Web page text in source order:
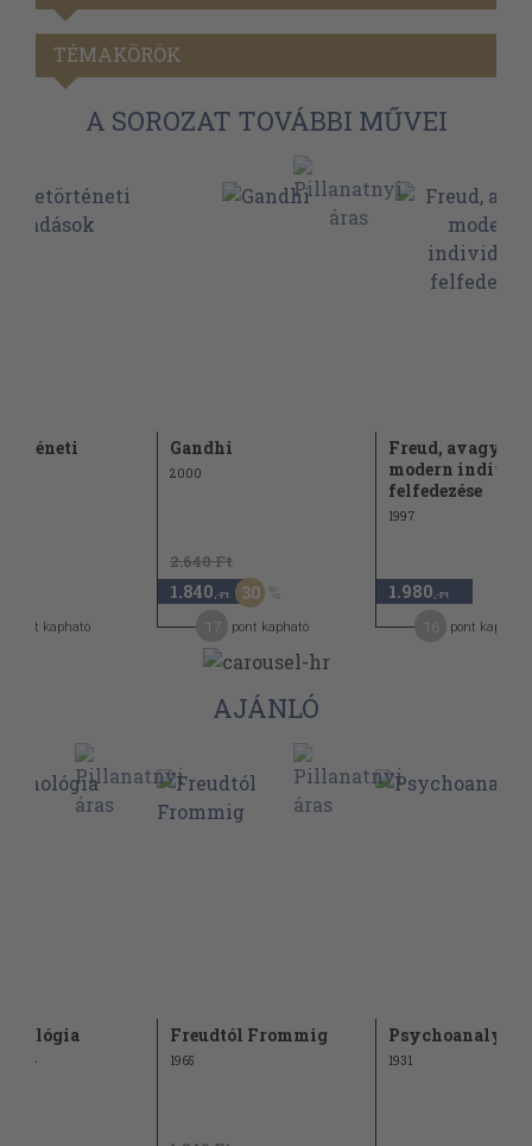
TÉMAKÖRÖK
A SOROZAT TOVÁBBI MŰVEI
pont kapható
Gandhi
2000
2.640 Ft
1.840 ,-Ft 30
pont kapható
Freud, avagy a
modern
felfedezése
1997
1.980 ,-Ft
pont kapható
AJÁNLÓ
Freudtól Frommig
1965
Psychoanalysis
1931